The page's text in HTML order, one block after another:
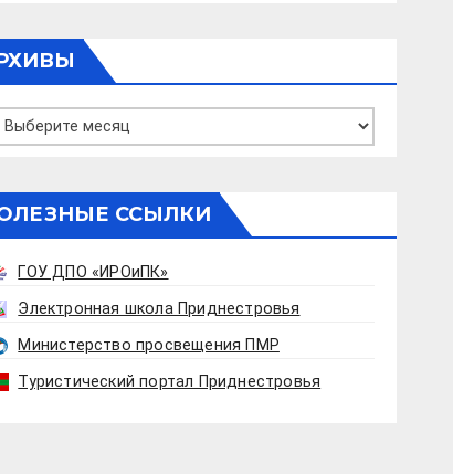
ССЫЛКИ
ГОУ ДПО «ИРОиПК»
Электронная школа Приднестровья
Министерство просвещения ПМР
Туристический портал Приднестровья